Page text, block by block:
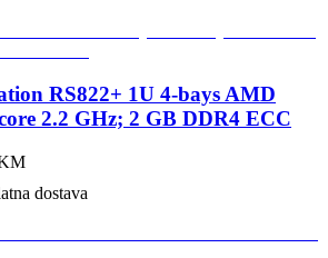
RS822+ 1U 4-bays AMD
2.2 GHz; 2 GB DDR4 ECC
dostava